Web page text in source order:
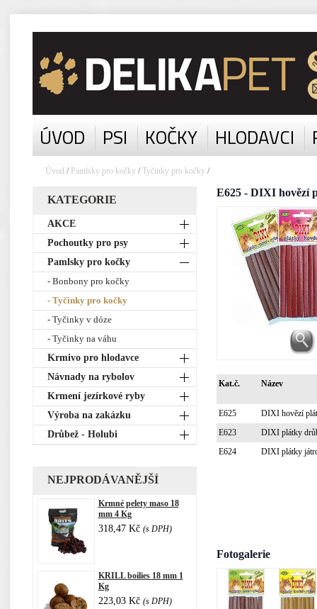
ÚVOD PSI KOČKY HLODAVCI
Úvod / Pamlsky pro kočky/Tyčinky pro kočky/
KATEGORIE
AKCE
Pochoutky pro psy
Pamlsky pro kočky
- Bonbony pro kočky
- Tyčinky pro kočky
- Tyčinky v dóze
- Tyčinky na váhu
Krmivo pro hlodavce
Návnady na rybolov
Krmení jezírkové ryby
Výroba na zakázku
Drůbež - Holubi
NEJPRODÁVANĚJŠÍ
Krmné pelety maso 18
mm 4 Kg
318,47 Kč (s DPH)
KRILL boilies 18 mm 1
Kg
223,03 Kč (s DPH)
E625 - DIXI hovězí
Kat.č. Název
E625
DIXI hovězí
E623
DIXI plátky
E624
DIXI plátky
Fotogalerie